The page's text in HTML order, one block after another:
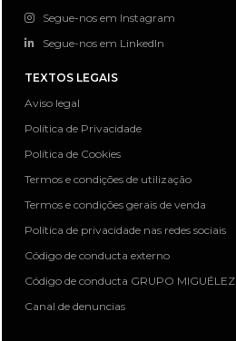
Segue-nos em Instagram
Segue-nos em LinkedIn
TEXTOS LEGAIS
Aviso legal
Política de Privacidade
Política de Cookies
Termos e condições de utilização
Termos e condições gerais de venda
Política de privacidade nas redes sociais
Código de conducta externo
Código de conducta GRUPO MIGUÉLEZ
Canal de denuncias